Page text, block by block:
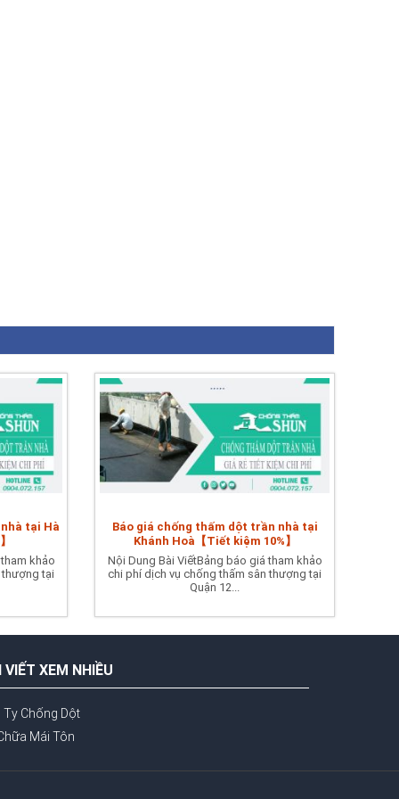
tại Hà
khảo
thượng tại
Báo giá chống thấm dột trần nhà tại
Khánh Hoà【Tiết kiệm 10%】
Nội Dung Bài ViếtBảng báo giá tham khảo
chi phí dịch vụ chống thấm sân thượng tại
Quận 12...
VIẾT XEM NHIỀU
Ty Chống Dột
Mái Tôn